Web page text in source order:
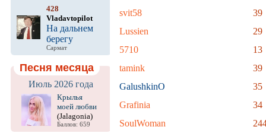
428
Vladavtopilot
На дальнем
берегу
Сармат
Песня месяца
Июль 2026 года
Крылья
моей любви
(Jalagonia)
Баллов: 659
svit58
39
Lussien
29
5710
13
tamink
39
GalushkinO
35
Grafinia
34
SoulWoman